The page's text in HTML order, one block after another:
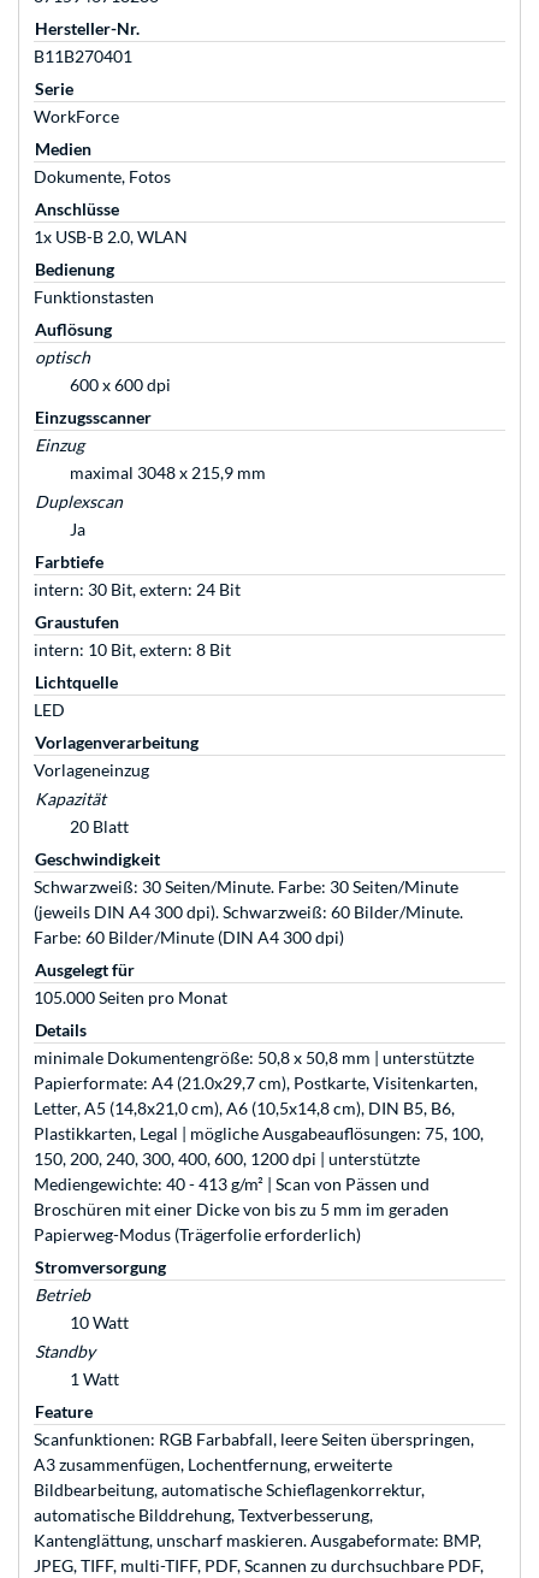
Hersteller-Nr.
B11B270401
Serie
WorkForce
Medien
Dokumente, Fotos
Anschlüsse
1x USB-B 2.0, WLAN
Bedienung
Funktionstasten
Auflösung
optisch
600 x 600 dpi
Einzugsscanner
Einzug
maximal 3048 x 215,9 mm
Duplexscan
Ja
Farbtiefe
intern: 30 Bit, extern: 24 Bit
Graustufen
intern: 10 Bit, extern: 8 Bit
Lichtquelle
LED
Vorlagenverarbeitung
Vorlageneinzug
Kapazität
20 Blatt
Geschwindigkeit
Schwarzweiß: 30 Seiten/Minute. Farbe: 30 Seiten/Minute
(jeweils DIN A4 300 dpi). Schwarzweiß: 60 Bilder/Minute.
Farbe: 60 Bilder/Minute (DIN A4 300 dpi)
Ausgelegt für
105.000 Seiten pro Monat
Details
minimale Dokumentengröße: 50,8 x 50,8 mm | unterstützte
Papierformate: A4 (21.0x29,7 cm), Postkarte, Visitenkarten,
Letter, A5 (14,8x21,0 cm), A6 (10,5x14,8 cm), DIN B5, B6,
Plastikkarten, Legal | mögliche Ausgabeauflösungen: 75, 100,
150, 200, 240, 300, 400, 600, 1200 dpi | unterstützte
Mediengewichte: 40 - 413 g/m² | Scan von Pässen und
Broschüren mit einer Dicke von bis zu 5 mm im geraden
Papierweg-Modus (Trägerfolie erforderlich)
Stromversorgung
Betrieb
10 Watt
Standby
1 Watt
Feature
Scanfunktionen: RGB Farbabfall, leere Seiten überspringen,
A3 zusammenfügen, Lochentfernung, erweiterte
Bildbearbeitung, automatische Schieflagenkorrektur,
automatische Bilddrehung, Textverbesserung,
Kantenglättung, unscharf maskieren. Ausgabeformate: BMP,
JPEG, TIFF, multi-TIFF, PDF, Scannen zu durchsuchbare PDF,